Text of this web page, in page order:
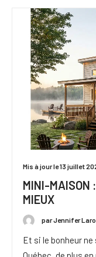
Mis à jour le 13 juillet
MINI-MAISON
MIEUX
par Jennifer
Et si le bonheur